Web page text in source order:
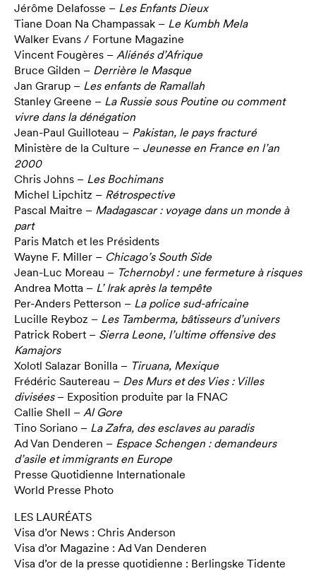
Jérôme Delafosse – Les Enfants Dieux
Tiane Doan Na Champassak – Le Kumbh Mela
Walker Evans / Fortune Magazine
Vincent Fougères – Aliénés d’Afrique
Bruce Gilden – Derrière le Masque
Jan Grarup – Les enfants de Ramallah
Stanley Greene – La Russie sous Poutine ou comment
vivre dans la dénégation
Jean-Paul Guilloteau – Pakistan, le pays fracturé
Ministère de la Culture – Jeunesse en France en l’an
2000
Chris Johns – Les Bochimans
Michel Lipchitz – Rétrospective
Pascal Maitre – Madagascar : voyage dans un monde à
part
Paris Match et les Présidents
Wayne F. Miller – Chicago’s South Side
Jean-Luc Moreau – Tchernobyl : une fermeture à risques
Andrea Motta – L’ Irak après la tempête
Per-Anders Petterson – La police sud-africaine
Lucille Reyboz – Les Tamberma, bâtisseurs d’univers
Patrick Robert – Sierra Leone, l’ultime offensive des
Kamajors
Xolotl Salazar Bonilla – Tiruana, Mexique
Frédéric Sautereau – Des Murs et des Vies : Villes
divisées– Exposition produite par la FNAC
Callie Shell – Al Gore
Tino Soriano – La Zafra, des esclaves au paradis
Ad Van Denderen – Espace Schengen : demandeurs
d’asile et immigrants en Europe
Presse Quotidienne Internationale
World Presse Photo
LES LAURÉATS
Visa d’or News : Chris Anderson
Visa d’or Magazine : Ad Van Denderen
Visa d’or de la presse quotidienne : Berlingske Tidente